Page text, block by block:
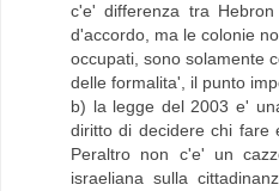
c'e' differenza tra
d'accordo, ma le colonie
occupati, sono solamente
delle formalita', il punto
b) la legge del 2003 e'
diritto di decidere chi fare
Peraltro non c'e' un
israeliana sulla